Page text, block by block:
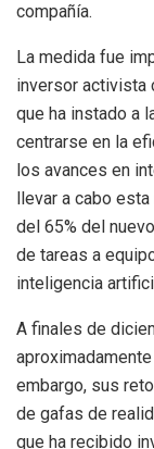
compañía.
La medida fue
inversor activista
que ha instado a
centrarse en la
los avances en
llevar a cabo
del 65% del
de tareas a
inteligencia
A finales de
embargo, sus
de gafas de
que ha recibido